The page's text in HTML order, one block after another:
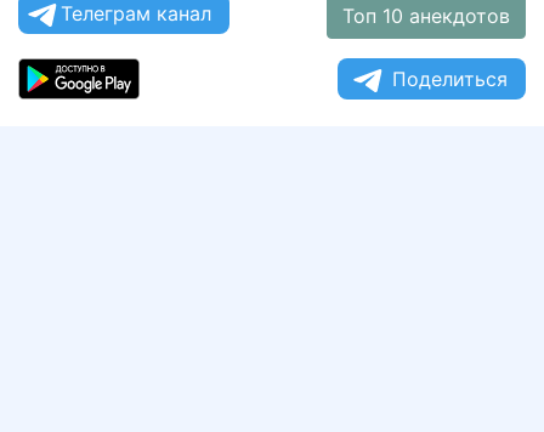
Телеграм канал Топ 10 анекдотов
Поделиться